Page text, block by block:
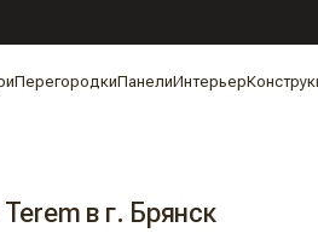
ПерегородкиПанелиИнтерьер
в г. Брянск